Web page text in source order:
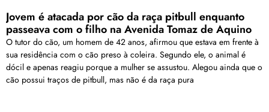
Jovem é atacada por cão da raça pitbull enquanto
passeava com o filho na Avenida Tomaz de Aquino
O tutor do cão, um homem de 42 anos, afirmou que estava em frente à
sua residência com o cão preso à coleira. Segundo ele, o animal é
dócil e apenas reagiu porque a mulher se assustou. Alegou ainda que o
cão possui traços de pitbull, mas não é da raça pura